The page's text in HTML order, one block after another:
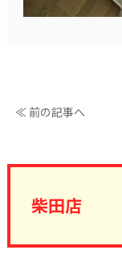
≪ 前の記事へ
柴田店